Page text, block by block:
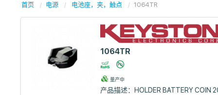
首页 电源 电池座，夹，触点 1064TR
1064TR
量产中
产品描述：
HOLDER BATTERY COIN